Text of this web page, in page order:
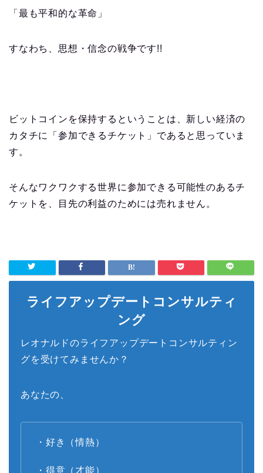
「最も平和的な革命」
すなわち、思想・信念の戦争です!!
ビットコインを保持するということは、新しい経済の
カタチに「参加できるチケット」であると思っていま
す。
そんなワクワクする世界に参加できる可能性のあるチ
ケットを、目先の利益のためには売れません。
ライフアップデートコンサルティ
ング
レオナルドのライフアップデートコンサルティン
グを受けてみませんか？
あなたの、
・好き（情熱）
・得意（才能）